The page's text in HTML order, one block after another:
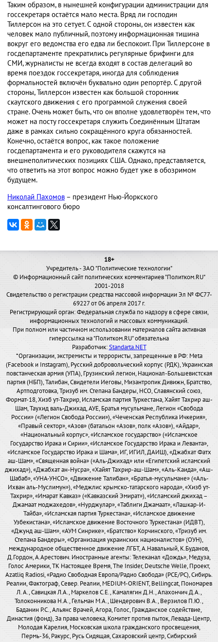
Таким образом, в нынешней конфигурации администрации для
госсекретаря остаётся мало места. Вряд ли господин
Тиллерсон на это сетует. С одной стороны, он известен как
человек мало публичный, поэтому информационная тишина
вокруг его ведомства его едва ли беспокоит. При Тиллерсоне в
госдепартаменте прекратились регулярные брифинги для
СМИ, журналисты не всегда входят в состав делегаций во
время поездок госсекретаря, иногда для соблюдения
формальностей включён буквально один репортёр. С другой
стороны, Тиллерсон известен как большой сторонник
скаутского движения с его программой служения своей
стране. Очень может быть, что он вполне удовлетворён тем, что
может на посту госсекретаря служить Соединённым Штатам
даже в рамках сильно сокращённого круга обязанностей.
Конечно, остаётся вопрос, как такое положение
госдепартамента и его руководителя скажутся на
внешнеполитических позициях США. Однако, представляется,
что ответить на этот вопрос можно будет уже в обозримом
будущем.
Николай Пахомов – президент Нью-Йоркского
консалтингового бюро
18+
Учредитель - ЗАО "Политические технологии"
© Информационный сайт политических комментариев "Политком.RU"
2001-2018
Свидетельство о регистрации средства массовой информации Эл № ФС77-
69227 от 06 апреля 2017 г.
Регистрирующий орган: Федеральная служба по надзору в сфере связи,
информационных технологий и массовых коммуникаций.
При полном или частичном использовании материалов сайта активная
гиперссылка на "Политком.RU" обязательна
Разработчик:Standarta.NET
*Организации, экстремисты и террористы, запрещенные в РФ: Meta
(Facebook и Instagram), Русский добровольческий корпус (РДК), Украинская
повстанческая армия (УПА), Грузинский легион, Национал-Большевистская
партия (НБП), Талибан, Свидетели Иеговы, Мизантропик Дивижн, Братство,
Артподготовка, Тризуб им. Степана Бандеры, НСО, Славянский союз,
Формат-18, Хизб ут-Тахрир, Исламская партия Туркестана, Хайят Тахрир аш-
Шам, Таухид валь-Джихад, АУЕ, Братья мусульмане, Легион «Свобода
России» («Легион Свобода России»), «Чеченская Республика Ичкерия»,
«Правый сектор», «Азов» (батальон «Азов», полк «Азов»), «Айдар»,
«Национальный корпус», «Исламское государство» («Исламское
Государство Ирака и Сирии», «Исламское Государство Ирака и Леванта»,
«Исламское Государство Ирака и Шама», ИГ, ИГИЛ, ДАИШ), «Джабхат Фатх
аш-Шам», «Священная война» («Аль-Джихад» или «Египетский исламский
джихад»), «Джабхат ан-Нусра», «Хайят Тахрир-аш-Шам», «Аль-Каида», «Аш-
Шабаб», «УНА-УНСО», «Движение Талибан», «Братья-мусульмане» («Аль-
Ихван аль-Муслимун»), «Меджлис крымско-татарского народа», «Хизб ут-
Тахрир», «Имарат Кавказ» («Кавказский Эмират»), «Исламский джихад –
Джамаат моджахедов», «Нурджулар», «Таблиги Джамаат», «Лашкар-И-
Тайба», «Исламская партия Туркестана», «Исламское движение
Узбекистана», «Исламское движение Восточного Туркестана» (ИДВТ),
«Джунд аш-Шам», «АУМ Синрике», «Братство» Корчинского, «Тризуб им.
Степана Бандеры», «Организация украинских националистов» (ОУН),
международное общественное движение ЛГБТ, А.Навальный, К.Буданов,
Д.Гордон, А.Арестович. Иностранные агенты: Телеканал «Дождь», Медуза,
Голос Америки, ТК Настоящее Время, The Insider, Deutsche Welle, Проект,
Azatliq Radiosi, «Радио Свободная Европа/Радио Свобода» (PCE/PC), Сибирь.
Реалии, Фактограф, Север. Реалии, MEDIUM-ORIENT, Bellingcat, Пономарев
Л. А., Савицкая Л.А., Маркелов С.Е., Камалягин Д.Н., Апахончич Д.А.,
Толоконникова Н.А., Гельман М.А., Шендерович В.А., Верзилов П.Ю.,
Баданин Р.С., Альянс Врачей, Агора, Голос, Гражданское содействие,
Династия (фонд), За права человека, Комитет против пыток, Левада-Центр,
Молодая Карелия, Московская школа гражданского просвещения,
Пермь-36, Ракурс, Русь Сидящая, Сахаровский центр, Сибирский